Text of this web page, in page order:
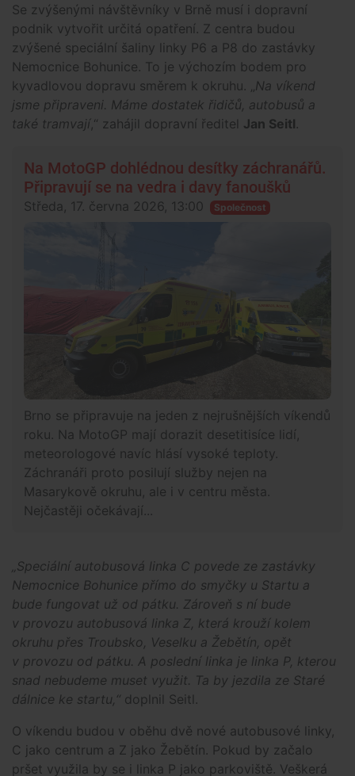
Se zvýšenými návštěvníky v Brně musí i dopravní
podnik vytvořit určitá opatření. Z centra budou
zvýšené speciální šaliny linky P6 a P8 do zastávky
Nemocnice Bohunice. To je výchozím bodem pro
kyvadlovou dopravu směrem k okruhu. „ Na víkend
jsme připraveni. Máme dostatek řidičů, autobusů a
také tramvají ,“ zahájil dopravní ředitel Jan Seitl.
Na MotoGP dohlédnou desítky záchranářů.
Připravují se na vedra i davy fanoušků
Středa, 17. června 2026, 13:00 Společnost
Brno se připravuje na jeden z nejrušnějších víkendů
roku. Na MotoGP mají dorazit desetitisíce lidí,
meteorologové navíc hlásí vysoké teploty.
Záchranáři proto posilují služby nejen na
Masarykově okruhu, ale i v centru města.
Nejčastěji očekávají...
„Speciální autobusová linka C povede ze zastávky
Nemocnice Bohunice přímo do smyčky u Startu a
bude fungovat už od pátku. Zároveň s ní bude
v provozu autobusová linka Z, která krouží kolem
okruhu přes Troubsko, Veselku a Žebětín, opět
v provozu od pátku. A poslední linka je linka P, kterou
snad nebudeme muset využit. Ta by jezdila ze Staré
dálnice ke startu,“ doplnil Seitl.
O víkendu budou v oběhu dvě nové autobusové linky,
C jako centrum a Z jako Žebětín. Pokud by začalo
pršet využila by se i linka P jako parkoviště. Veškerá